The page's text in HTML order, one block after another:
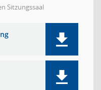
Sitzungssaal